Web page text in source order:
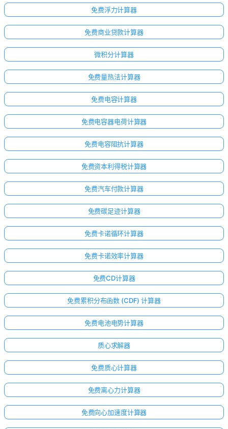
免费浮力计算器
免费商业贷款计算器
微积分计算器
免费量热法计算器
免费电容计算器
免费电容器电荷计算器
免费电容阻抗计算器
免费资本利得税计算器
免费汽车付款计算器
免费碳足迹计算器
免费卡诺循环计算器
免费卡诺效率计算器
免费CD计算器
免费累积分布函数 (CDF) 计算器
免费电池电势计算器
质心求解器
免费质心计算器
免费离心力计算器
免费向心加速度计算器